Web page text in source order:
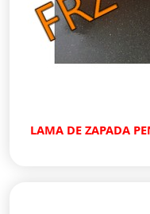
LAMA DE ZAPADA